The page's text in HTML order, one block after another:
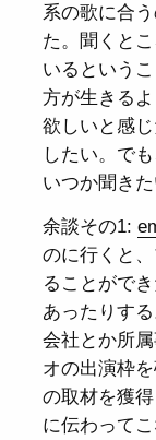
系の歌に合
た。聞くと
いるという
方が生きる
欲しいと感
したい。で
いつか聞き
余談その1:
のに行くと
ることがで
あったりす
会社とか所
オの出演枠
の取材を獲
に伝わって